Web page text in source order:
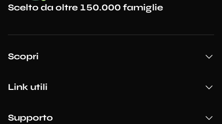
Scelto da oltre 150.000 famiglie
Scopri
Link utili
Supporto